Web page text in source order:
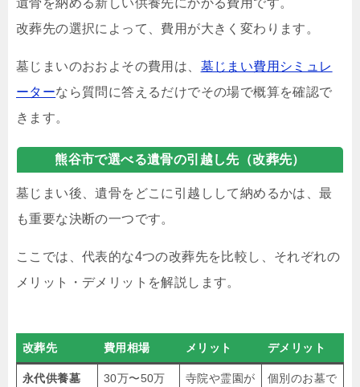
改葬先の選択によって、費用が大きく変わります。
墓じまいのおおよその費用は、 墓じまい費用シミュレ
ーターなら質問に答えるだけでその場で概算を確認で
きます。
熊谷市で選べる遺骨の引越し先（改葬先）
墓じまい後、遺骨をどこに引越しして納めるかは、最
も重要な決断の一つです。
ここでは、代表的な4つの改葬先を比較し、それぞれの
メリット・デメリットを解説します。
改葬先 費用相場 メリット デメリット
永代供養墓
30万〜50万
寺院や霊園が
個別のお墓で